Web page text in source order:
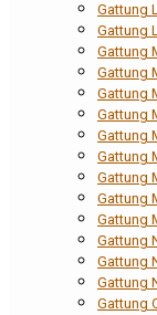
Gattung
Gattung
Gattung
Gattung
Gattung
Gattung
Gattung
Gattung
Gattung
Gattung
Gattung
Gattung
Gattung
Gattung
Gattung